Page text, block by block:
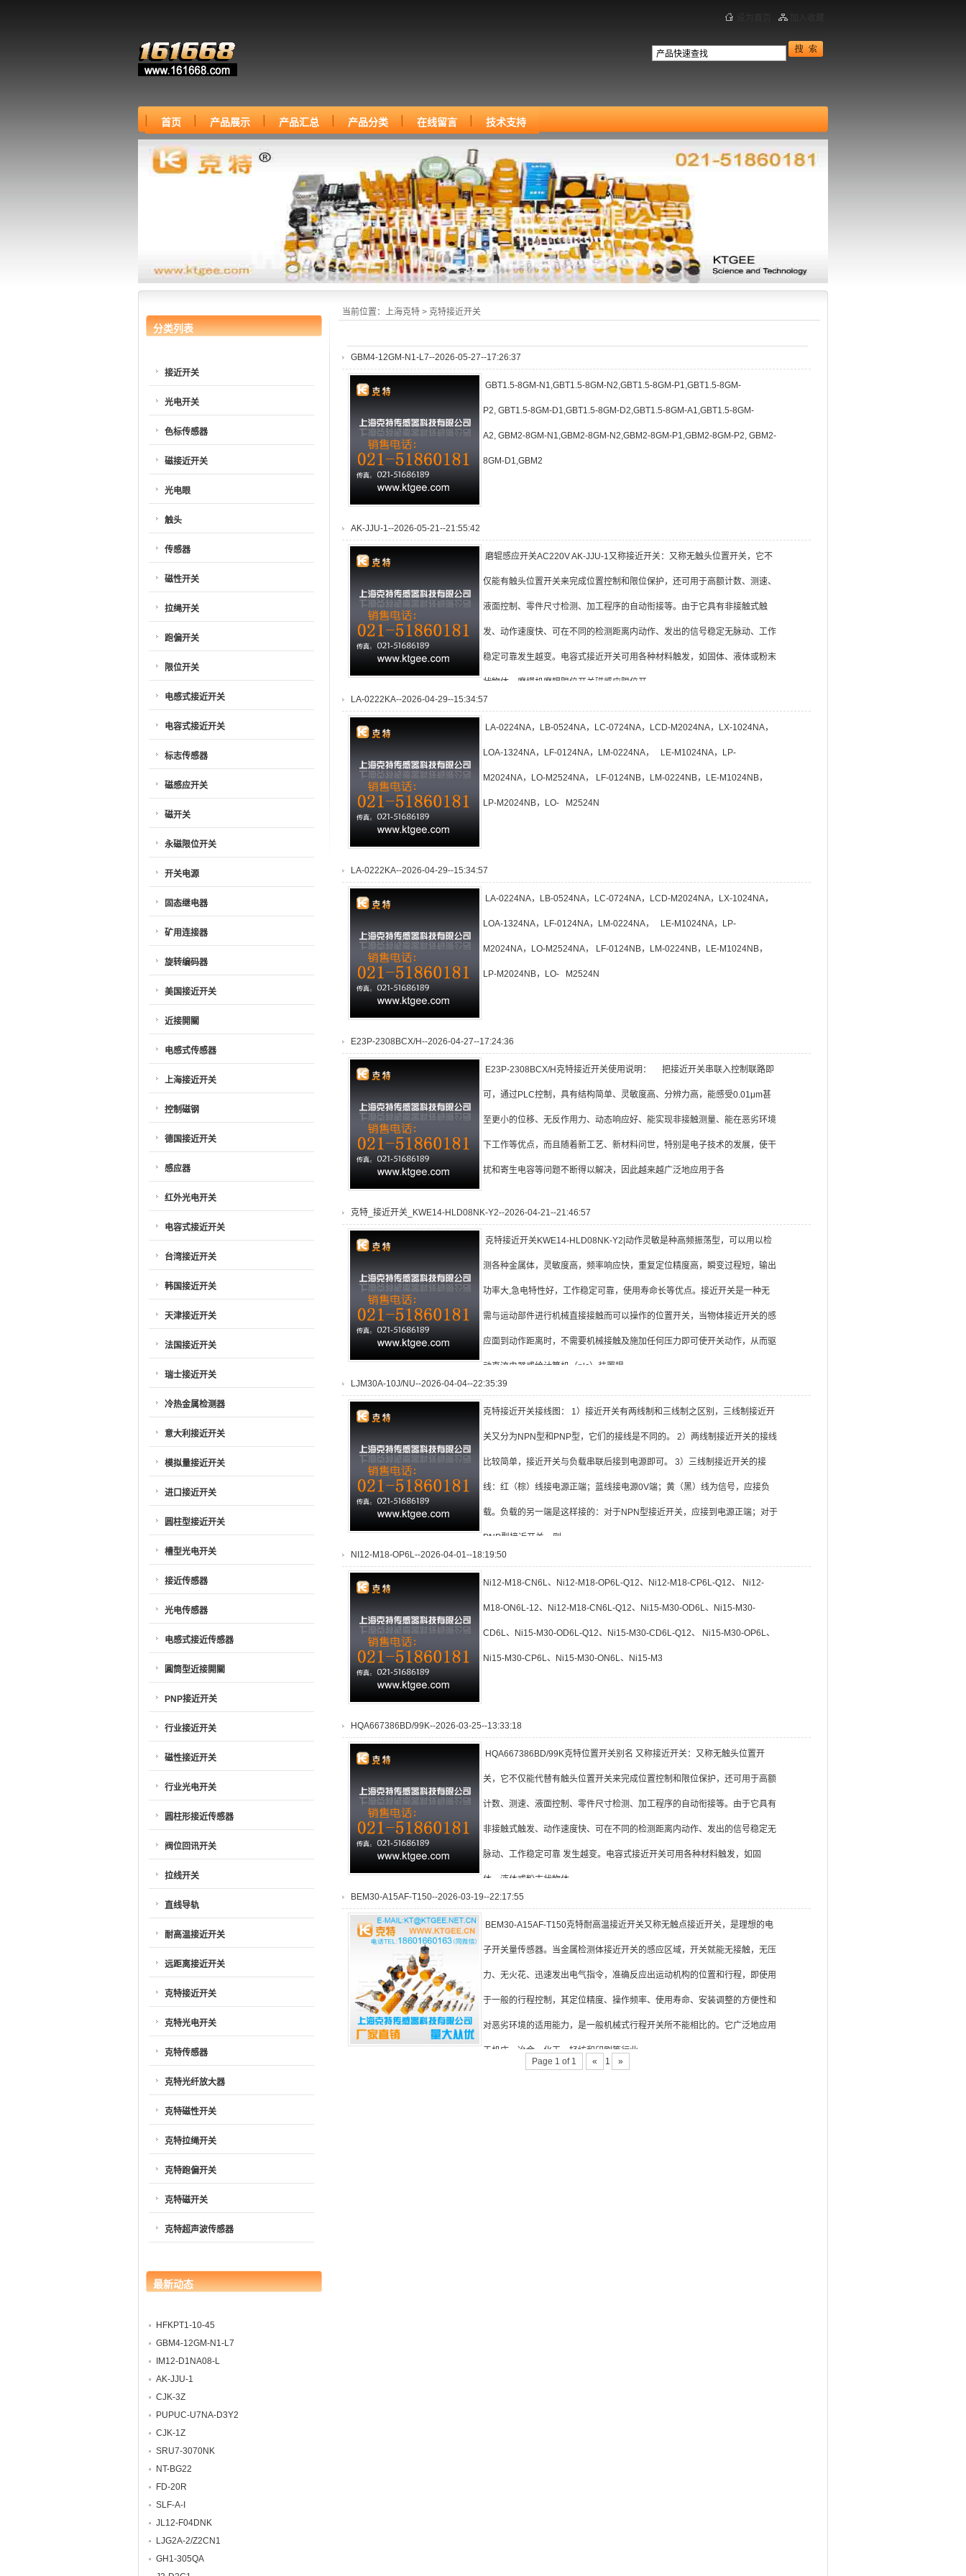
首页 产品展示 产品汇总 产品分类 在线留言 技术支持
当前位置： 上海克特 > 克特接近开关
GBM4-12GM-N1-L7--2026-05-27--17:26:37
GBT1.5-8GM-N1,GBT1.5-8GM-N2,GBT1.5-8GM-P1,GBT1.5-8GM-
P2, GBT1.5-8GM-D1,GBT1.5-8GM-D2,GBT1.5-8GM-A1,GBT1.5-8GM-
A2, GBM2-8GM-N1,GBM2-8GM-N2,GBM2-8GM-P1,GBM2-8GM-P2, GBM2-
8GM-D1,GBM2
AK-JJU-1--2026-05-21--21:55:42
磨辊感应开关AC220V AK-JJU-1又称接近开关：又称无触头位置开关，它不
仅能有触头位置开关来完成位置控制和限位保护，还可用于高额计数、测速、
液面控制、零件尺寸检测、加工程序的自动衔接等。由于它具有非接触式触
发、动作速度快、可在不同的检测距离内动作、发出的信号稳定无脉动、工作
稳定可靠发生越变。电容式接近开关可用各种材料触发，如固体、液体或粉末
状物体。磨煤机磨辊限位开关磁感应限位开
LA-0222KA--2026-04-29--15:34:57
LA-0224NA，LB-0524NA，LC-0724NA，LCD-M2024NA，LX-1024NA，
LOA-1324NA，LF-0124NA，LM-0224NA， LE-M1024NA，LP-
M2024NA，LO-M2524NA， LF-0124NB，LM-0224NB，LE-M1024NB，
LP-M2024NB，LO- M2524N
LA-0222KA--2026-04-29--15:34:57
LA-0224NA，LB-0524NA，LC-0724NA，LCD-M2024NA，LX-1024NA，
LOA-1324NA，LF-0124NA，LM-0224NA， LE-M1024NA，LP-
M2024NA，LO-M2524NA， LF-0124NB，LM-0224NB，LE-M1024NB，
LP-M2024NB，LO- M2524N
E23P-2308BCX/H--2026-04-27--17:24:36
E23P-2308BCX/H克特接近开关使用说明： 把接近开关串联入控制联路即
可，通过PLC控制，具有结构简单、灵敏度高、分辨力高，能感受0.01μm甚
至更小的位移、无反作用力、动态响应好、能实现非接触测量、能在恶劣环境
下工作等优点，而且随着新工艺、新材料问世，特别是电子技术的发展，使干
扰和寄生电容等问题不断得以解决，因此越来越广泛地应用于各
克特_接近开关_KWE14-HLD08NK-Y2--2026-04-21--21:46:57
克特接近开关KWE14-HLD08NK-Y2|动作灵敏是种高频振荡型，可以用以检
测各种金属体，灵敏度高，频率响应快，重复定位精度高，瞬变过程短，输出
功率大,急电特性好，工作稳定可靠，使用寿命长等优点。接近开关是一种无
需与运动部件进行机械直接接触而可以操作的位置开关，当物体接近开关的感
应面到动作距离时，不需要机械接触及施加任何压力即可使开关动作，从而驱
动直流电器或给计算机（plc）装置提
LJM30A-10J/NU--2026-04-04--22:35:39
克特接近开关接线图： 1）接近开关有两线制和三线制之区别，三线制接近开
关又分为NPN型和PNP型，它们的接线是不同的。 2）两线制接近开关的接线
比较简单，接近开关与负载串联后接到电源即可。 3）三线制接近开关的接
线：红（棕）线接电源正端；蓝线接电源0V端；黄（黑）线为信号，应接负
载。负载的另一端是这样接的：对于NPN型接近开关，应接到电源正端；对于
PNP型接近开关，则
NI12-M18-OP6L--2026-04-01--18:19:50
Ni12-M18-CN6L、Ni12-M18-OP6L-Q12、Ni12-M18-CP6L-Q12、 Ni12-
M18-ON6L-12、Ni12-M18-CN6L-Q12、Ni15-M30-OD6L、Ni15-M30-
CD6L、Ni15-M30-OD6L-Q12、Ni15-M30-CD6L-Q12、 Ni15-M30-OP6L、
Ni15-M30-CP6L、Ni15-M30-ON6L、Ni15-M3
HQA667386BD/99K--2026-03-25--13:33:18
HQA667386BD/99K克特位置开关别名 又称接近开关：又称无触头位置开
关，它不仅能代替有触头位置开关来完成位置控制和限位保护，还可用于高额
计数、测速、液面控制、零件尺寸检测、加工程序的自动衔接等。由于它具有
非接触式触发、动作速度快、可在不同的检测距离内动作、发出的信号稳定无
脉动、工作稳定可靠 发生越变。电容式接近开关可用各种材料触发，如固
体、液体或粉末状物体
BEM30-A15AF-T150--2026-03-19--22:17:55
BEM30-A15AF-T150克特耐高温接近开关又称无触点接近开关，是理想的电
子开关量传感器。当金属检测体接近开关的感应区域，开关就能无接触，无压
力、无火花、迅速发出电气指令，准确反应出运动机构的位置和行程，即使用
于一般的行程控制，其定位精度、操作频率、使用寿命、安装调整的方便性和
对恶劣环境的适用能力，是一般机械式行程开关所不能相比的。它广泛地应用
于机床、冶金、化工、轻纺和印刷等行业
Page 1 of 1
« 1 »
分类列表
接近开关
光电开关
色标传感器
磁接近开关
光电眼
触头
传感器
磁性开关
拉绳开关
跑偏开关
限位开关
电感式接近开关
电容式接近开关
标志传感器
磁感应开关
磁开关
永磁限位开关
开关电源
固态继电器
矿用连接器
旋转编码器
美国接近开关
近接開關
电感式传感器
上海接近开关
控制磁钢
德国接近开关
感应器
红外光电开关
电容式接近开关
台湾接近开关
韩国接近开关
天津接近开关
法国接近开关
瑞士接近开关
冷热金属检测器
意大利接近开关
模拟量接近开关
进口接近开关
圆柱型接近开关
槽型光电开关
接近传感器
光电传感器
电感式接近传感器
圓筒型近接開關
PNP接近开关
行业接近开关
磁性接近开关
行业光电开关
圆柱形接近传感器
阀位回讯开关
拉线开关
直线导轨
耐高温接近开关
远距离接近开关
克特接近开关
克特光电开关
克特传感器
克特光纤放大器
克特磁性开关
克特拉绳开关
克特跑偏开关
克特磁开关
克特超声波传感器
最新动态
HFKPT1-10-45
GBM4-12GM-N1-L7
IM12-D1NA08-L
AK-JJU-1
CJK-3Z
PUPUC-U7NA-D3Y2
CJK-1Z
SRU7-3070NK
NT-BG22
FD-20R
SLF-A-I
JL12-F04DNK
LJG2A-2/Z2CN1
GH1-305QA